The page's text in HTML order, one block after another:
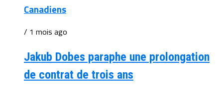
Canadiens
/ 1 mois ago
Jakub Dobes paraphe une prolongation
de contrat de trois ans